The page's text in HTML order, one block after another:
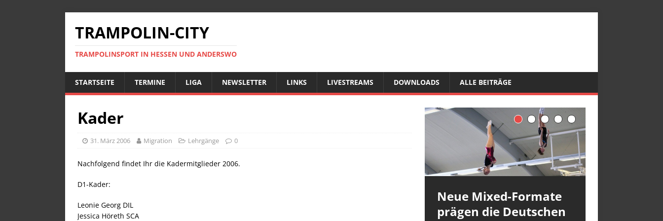
TRAMPOLIN-CITY
TRAMPOLINSPORT IN HESSEN UND ANDERSWO
STARTSEITE TERMINE LIGA NEWSLETTER LINKS LIVESTREAMS DOWNLOADS ALLE BEITRÄGE
Kader
31. März 2006 Migration Lehrgänge 0
Nachfolgend findet Ihr die Kadermitglieder 2006.
D1-Kader:
Leonie Georg DIL
Jessica Höreth SCA
Neue Mixed-Formate
prägen die Deutschen